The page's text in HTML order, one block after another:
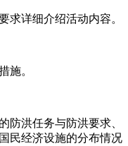
求详细介绍活动内容。
施。
防洪任务与防洪要求、
民经济设施的分布情况